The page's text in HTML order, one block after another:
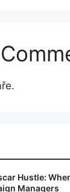
Hustle:
Managers